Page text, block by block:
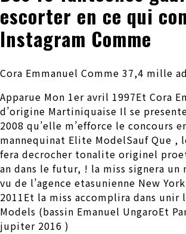
escorter en ce qui
Instagram Comme
Cora Emmanuel Comme 37,4 mille
Apparue Mon 1er avril 1997Et Cora
d’origine Martiniquaise Il se
2008 qu’elle m’efforce le concours
mannequinat Elite ModelSauf Que ,
fera decrocher tonalite originel
an dans le futur, ! la miss signera un
vu de l’agence etasunienne New
2011Et la miss accomplira dans unir
Models (bassin Emanuel UngaroEt
jupiter 2016 )